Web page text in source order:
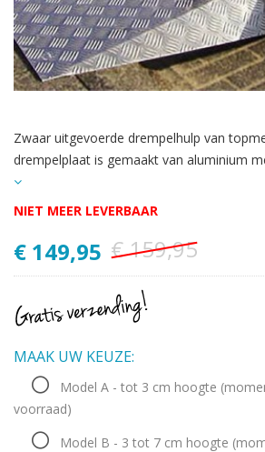
Zwaar uitgevoerde drempelhulp van
drempelplaat is gemaakt van aluminium
NIET MEER LEVERBAAR
€ 149,95 € 159,95
MAAK UW KEUZE:
Model A - tot 3 cm hoogte
voorraad)
Model B - 3 tot 7 cm hoogte